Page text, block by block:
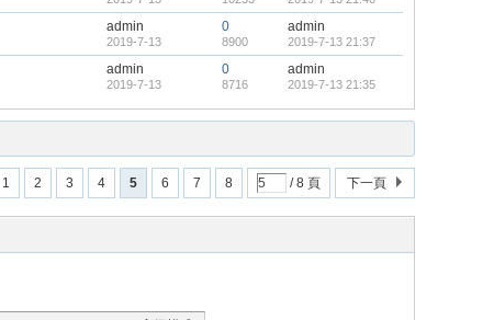
admin
2019-7-13
0
8900
admin
2019-7-13 21:37
admin
2019-7-13
0
8716
admin
2019-7-13 21:35
1 2 3 4 5 6 7 8 / 8 頁 下一頁